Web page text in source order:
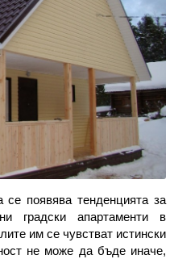
се появява тенденцията за
градски апартаменти в
им се чувстват истински
не може да бъде иначе,